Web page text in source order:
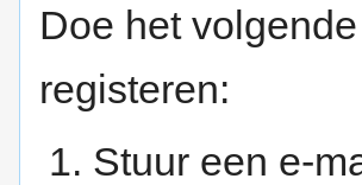
Doe het
registeren:
Stuur een e-